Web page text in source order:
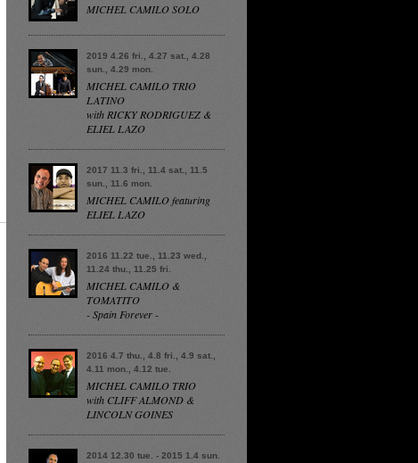
MICHEL CAMILO SOLO
2019 4.26 fri., 4.27 sat., 4.28
sun., 4.29 mon.
MICHEL CAMILO TRIO
LATINO
with RICKY RODRIGUEZ &
ELIEL LAZO
2017 11.3 fri., 11.4 sat., 11.5
sun., 11.6 mon.
MICHEL CAMILO featuring
ELIEL LAZO
2016 11.22 tue., 11.23 wed.,
11.24 thu., 11.25 fri.
MICHEL CAMILO &
TOMATITO
- Spain Forever -
2016 4.7 thu., 4.8 fri., 4.9 sat.,
4.11 mon., 4.12 tue.
MICHEL CAMILO TRIO
with CLIFF ALMOND &
LINCOLN GOINES
2014 12.30 tue. - 2015 1.4 sun.